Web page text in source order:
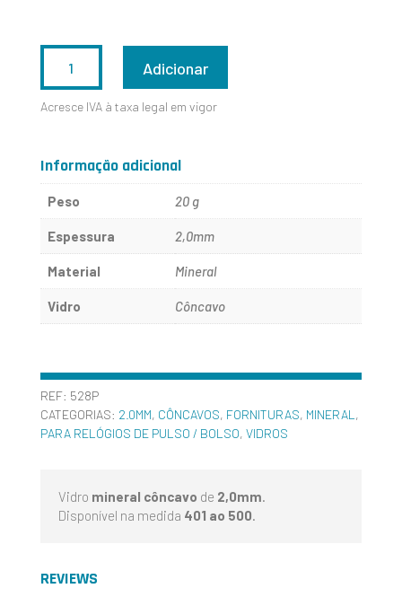
DE
Adicionar
Acresce IVA à taxa legal em vigor
Informação adicional
Peso 20 g
Espessura 2,0mm
Material Mineral
Vidro Côncavo
REF: 528P
CATEGORIAS: 2.0MM, CÔNCAVOS, FORNITURAS, MINERAL,
PARA RELÓGIOS DE PULSO / BOLSO, VIDROS
Vidro mineral côncavo de 2,0mm.
Disponível na medida 401 ao 500.
REVIEWS